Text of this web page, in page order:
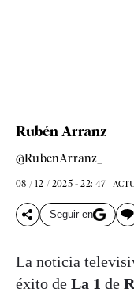
Rubén Arranz
@RubenArranz_
08 / 12 / 2025 - 22: 47
Seguir en
La noticia
éxito de La 1 de